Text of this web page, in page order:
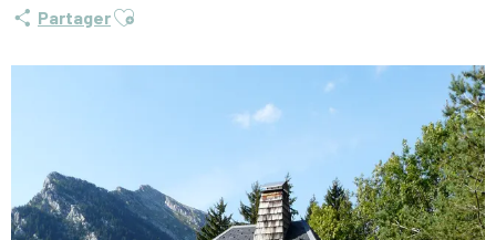
PartagerAjouter aux favoris